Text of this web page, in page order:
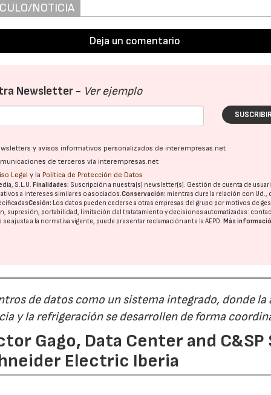
NOTICIA
Deja un comentario
Newsletter - Ver ejemplo
y avisos informativos personalizados de interempresas.net
de terceros vía interempresas.net
Legal y la Política de Protección de Datos
S.L.U. Finalidades: Suscripción a nuestra(s) newsletter(s). Gestión de cuenta de
a intereses similares o asociados.Conservación: mientras dure la relación con Ud.,
Cesión: Los datos pueden cederse a otras empresas del grupo por motivos de
supresión, portabilidad, limitación del tratatamiento y decisiones automatizadas:
ajusta a la normativa vigente, puede presentar reclamación ante laAEPD. Más
de datos como un sistema integrado, donde
y la refrigeración se desarrollen de forma
Gago, Data Center and C&SP
Electric Iberia